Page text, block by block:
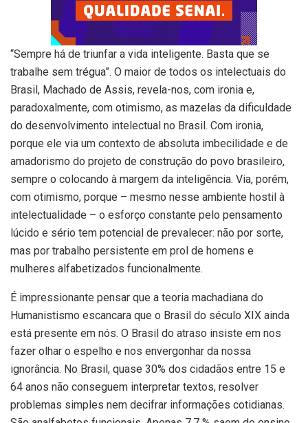
“Sempre há de triunfar a vida inteligente. Basta que se
trabalhe sem trégua”. O maior de todos os intelectuais do
Brasil, Machado de Assis, revela-nos, com ironia e,
paradoxalmente, com otimismo, as mazelas da dificuldade
do desenvolvimento intelectual no Brasil. Com ironia,
porque ele via um contexto de absoluta imbecilidade e de
amadorismo do projeto de construção do povo brasileiro,
sempre o colocando à margem da inteligência. Via, porém,
com otimismo, porque – mesmo nesse ambiente hostil à
intelectualidade – o esforço constante pelo pensamento
lúcido e sério tem potencial de prevalecer: não por sorte,
mas por trabalho persistente em prol de homens e
mulheres alfabetizados funcionalmente.
É impressionante pensar que a teoria machadiana do
Humanistismo escancara que o Brasil do século XIX ainda
está presente em nós. O Brasil do atraso insiste em nos
fazer olhar o espelho e nos envergonhar da nossa
ignorância. No Brasil, quase 30% dos cidadãos entre 15 e
64 anos não conseguem interpretar textos, resolver
problemas simples nem decifrar informações cotidianas.